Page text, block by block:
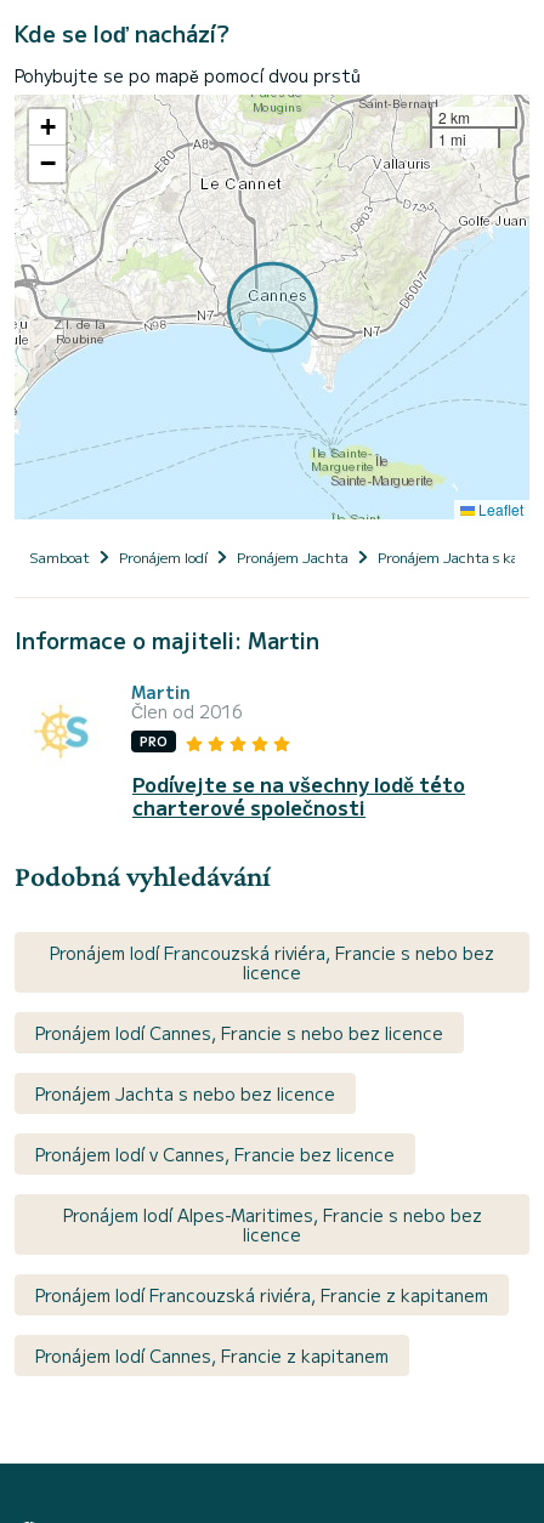
Kde se loď nachází?
Pohybujte se po mapě pomocí dvou prstů
+
−
2 km
1 mi
Leaflet
Samboat Pronájem lodí Pronájem Jachta Pronájem Jachta s
Informace o majiteli: Martin
Martin
Člen od 2016
PRO
Podívejte se na všechny lodě této
charterové společnosti
Podobná vyhledávání
Pronájem lodí Francouzská riviéra, Francie s nebo bez
licence
Pronájem lodí Cannes, Francie s nebo bez licence
Pronájem Jachta s nebo bez licence
Pronájem lodí v Cannes, Francie bez licence
Pronájem lodí Alpes-Maritimes, Francie s nebo bez
licence
Pronájem lodí Francouzská riviéra, Francie z kapitanem
Pronájem lodí Cannes, Francie z kapitanem